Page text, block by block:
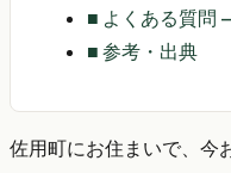
■ よくある質問
■ 参考・出典
佐用町にお住まいで、今